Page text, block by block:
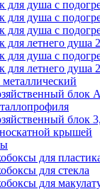
для душа с
для душа с
для душа с
для летнего душа
для душа с
для летнего душа
блок
блок
крышей
для
для стекла
для